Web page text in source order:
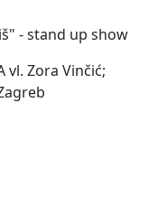
- stand up show
vl. Zora Vinčić;